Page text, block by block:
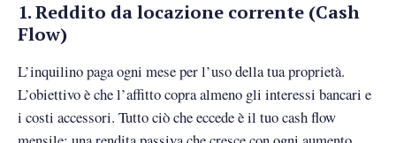
1. Reddito da locazione corrente (Cash
Flow)
L’inquilino paga ogni mese per l’uso della tua proprietà.
L’obiettivo è che l’affitto copra almeno gli interessi bancari e
i costi accessori. Tutto ciò che eccede è il tuo cash flow